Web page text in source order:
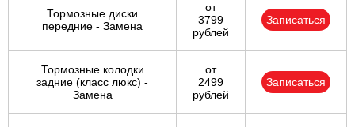
Тормозные диски
передние - Замена
от
3799
рублей
Записаться
Тормозные колодки
задние (класс люкс) -
Замена
от
2499
рублей
Записаться